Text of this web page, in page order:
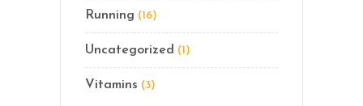
Running (16)
Uncategorized (1)
Vitamins (3)